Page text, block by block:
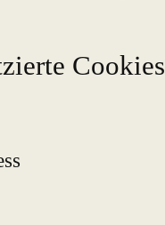
Cookies